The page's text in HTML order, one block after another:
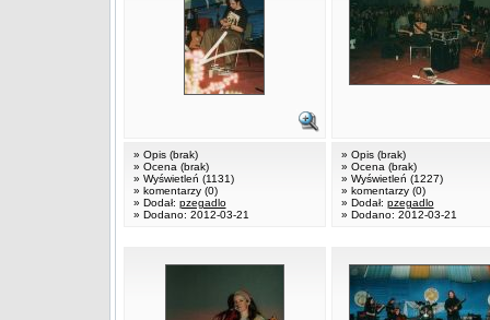
» Opis (brak)
» Ocena (brak)
» Wyświetleń (1131)
» komentarzy (0)
» Dodał: pzegadlo
» Dodano: 2012-03-21
» Opis (brak)
» Ocena (brak)
» Wyświetleń (1227)
» komentarzy (0)
» Dodał: pzegadlo
» Dodano: 2012-03-21